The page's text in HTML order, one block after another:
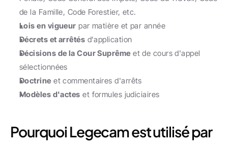
de la Famille, Code Forestier, etc.
Lois en vigueur par matière et par année
Décrets et arrêtés d'application
Décisions de la Cour Suprême et de cours d'appel
sélectionnées
Doctrine et commentaires d'arrêts
Modèles d'actes et formules judiciaires
Pourquoi Legecam est utilisé par